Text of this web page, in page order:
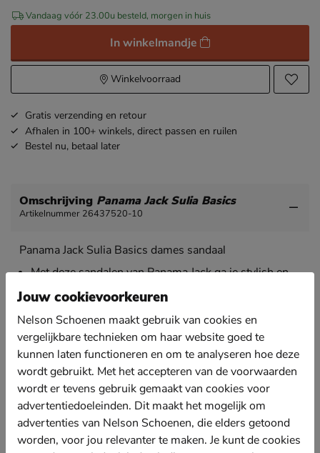
Vandaag vóór 23.00u besteld, morgen in huis
In winkelmandje
Winkelvoorraad
Gratis verzending en retour
Afhalen in 100+ winkels, direct passen en ruilen
Bestel nu, betaal later
Omschrijving Panama Jack Sulia Basics
Artikelnummer 26437520-10
Panama Jack Sulia Basics dames sandaal
Met deze sandalen van Panama Jack ga je stylish en
duurzame productiemethode erkend is door de
Leather Working Group. Met de klittenbandsluiting
pas je de sandaal aan naar jouw voet.
De banden zijn van binnen afgewerkt met zacht leer
voor een aangenaam draaggevoel op de huid.
Het anatomisch gevormde voetbed zorgt de hele dag
voor een uitstekende demping en goede steun aan de
voetboog.
Jouw cookievoorkeuren
Nelson Schoenen maakt gebruik van cookies en
vergelijkbare technieken om haar website goed te
kunnen laten functioneren en om te analyseren hoe deze
wordt gebruikt. Met het accepteren van de voorwaarden
wordt er tevens gebruik gemaakt van cookies voor
advertentiedoeleinden. Dit maakt het mogelijk om
advertenties van Nelson Schoenen, die elders getoond
worden, voor jou relevanter te maken. Je kunt de cookies